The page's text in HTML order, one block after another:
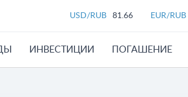
USD/RUB 81.66 EUR/RUB
ИНВЕСТИЦИИ ПОГАШЕНИЕ